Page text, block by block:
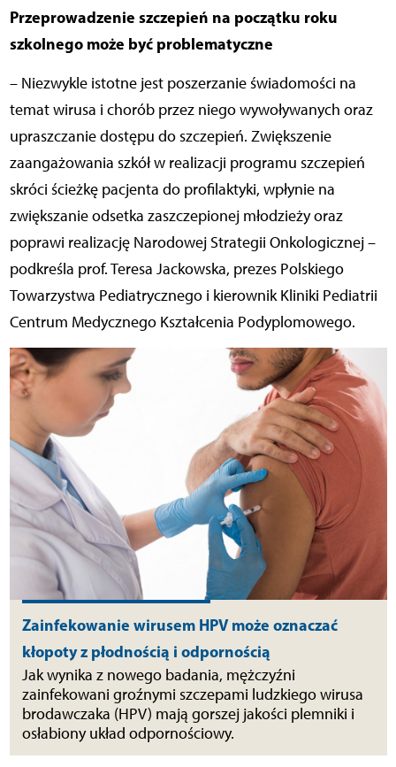
Przeprowadzenie szczepień na początku roku
szkolnego może być problematyczne
– Niezwykle istotne jest poszerzanie świadomości na
temat wirusa i chorób przez niego wywoływanych oraz
upraszczanie dostępu do szczepień. Zwiększenie
zaangażowania szkół w realizacji programu szczepień
skróci ścieżkę pacjenta do profilaktyki, wpłynie na
zwiększanie odsetka zaszczepionej młodzieży oraz
poprawi realizację Narodowej Strategii Onkologicznej –
podkreśla prof. Teresa Jackowska, prezes Polskiego
Towarzystwa Pediatrycznego i kierownik Kliniki Pediatrii
Centrum Medycznego Kształcenia Podyplomowego.
Zainfekowanie wirusem HPV może oznaczać
kłopoty z płodnością i odpornością
Jak wynika z nowego badania, mężczyźni
zainfekowani groźnymi szczepami ludzkiego wirusa
brodawczaka (HPV) mają gorszej jakości plemniki i
osłabiony układ odpornościowy.